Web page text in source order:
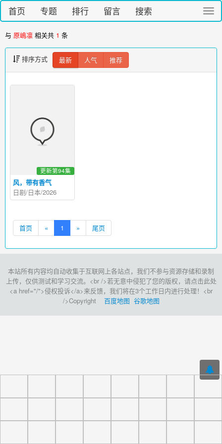
切
换
首页 专题 排行 留言 搜索
与 原嶋凛 相关共 1 条
排序方式 最新 人气 推荐
风，带有香气
更新第94集
日剧/日本/2026
首页 « 1 » 尾页
本站所有内容均自动收集于互联网上各站点，我们不参与资源存储和录制
上传，仅供测试和学习交流。<br />若无意中侵犯了您的版权，请点击此处
<a href="/">侵权投诉</a>来反馈，我们将在3个工作日内进行处理！<br
/>Copyright 百度地图 谷歌地图